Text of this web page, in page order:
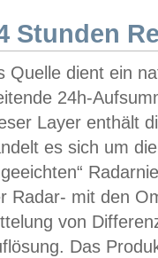
Stunden
Quelle dient ein
24h-
Layer enthält
es sich um
Radar- mit den
von
Das